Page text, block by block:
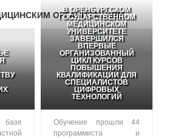
ОРГАНИЗАЦИЯМ
В ОРЕНБУРГСКОМ
ГОСУДАРСТВЕННОМ
МЕДИЦИНСКОМ
УНИВЕРСИТЕТЕ
ЗАВЕРШИЛСЯ
ВПЕРВЫЕ
ОРГАНИЗОВАННЫЙ
ЦИКЛ КУРСОВ
ПОВЫШЕНИЯ
КВАЛИФИКАЦИИ ДЛЯ
СПЕЦИАЛИСТОВ
ЦИФРОВЫХ
ТЕХНОЛОГИЙ
Обучение прошли 44
программиста и